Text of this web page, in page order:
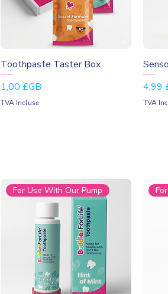
Aperçu rapide
Toothpaste Taster Box
Prix
1,00 £GB
TVA Incluse
Prix
4,99
TVA
For Use With Our Pump